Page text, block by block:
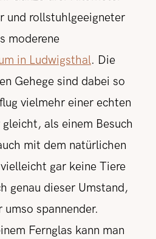
und rollstuhlgeeigneter
moderene
in Ludwigsthal. Die
Gehege sind dabei so
vielmehr einer echten
als einem Besuch
mit dem natürlichen
gar keine Tiere
genau dieser Umstand,
spannender.
Fernglas kann man